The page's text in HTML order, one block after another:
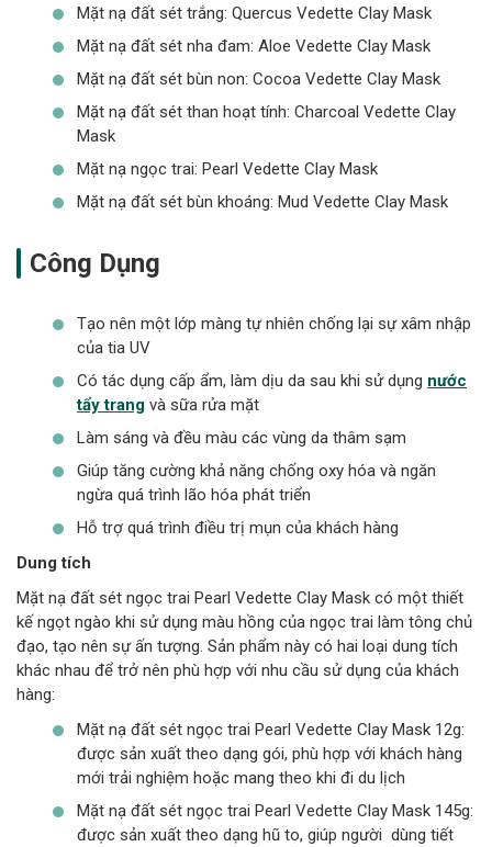
Mặt nạ đất sét trắng: Quercus Vedette Clay Mask
Mặt nạ đất sét nha đam: Aloe Vedette Clay Mask
Mặt nạ đất sét bùn non: Cocoa Vedette Clay Mask
Mặt nạ đất sét than hoạt tính: Charcoal Vedette Clay
Mask
Mặt nạ ngọc trai: Pearl Vedette Clay Mask
Mặt nạ đất sét bùn khoáng: Mud Vedette Clay Mask
Công Dụng
Tạo nên một lớp màng tự nhiên chống lại sự xâm nhập
của tia UV
Có tác dụng cấp ẩm, làm dịu da sau khi sử dụng nước
tẩy trang và sữa rửa mặt
Làm sáng và đều màu các vùng da thâm sạm
Giúp tăng cường khả năng chống oxy hóa và ngăn
ngừa quá trình lão hóa phát triển
Hỗ trợ quá trình điều trị mụn của khách hàng
Dung tích
Mặt nạ đất sét ngọc trai Pearl Vedette Clay Mask có một thiết
kế ngọt ngào khi sử dụng màu hồng của ngọc trai làm tông chủ
đạo, tạo nên sự ấn tượng. Sản phẩm này có hai loại dung tích
khác nhau để trở nên phù hợp với nhu cầu sử dụng của khách
hàng:
Mặt nạ đất sét ngọc trai Pearl Vedette Clay Mask 12g:
được sản xuất theo dạng gói, phù hợp với khách hàng
mới trải nghiệm hoặc mang theo khi đi du lịch
Mặt nạ đất sét ngọc trai Pearl Vedette Clay Mask 145g:
được sản xuất theo dạng hũ to, giúp người dùng tiết